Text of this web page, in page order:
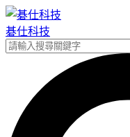
跳
至
主
碁仕科技
搜